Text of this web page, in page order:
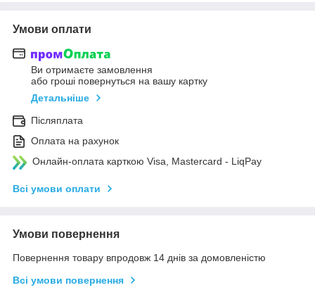
Умови оплати
Ви отримаєте замовлення
або гроші повернуться на вашу картку
Детальніше
Післяплата
Оплата на рахунок
Онлайн-оплата карткою Visa, Mastercard - LiqPay
Всі умови оплати
Умови повернення
Повернення товару впродовж 14 днів за домовленістю
Всі умови повернення